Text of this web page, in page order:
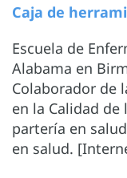
Caja de
Escuela de
Alabama en
Colaborador de
en la Calidad
partería en
en salud.